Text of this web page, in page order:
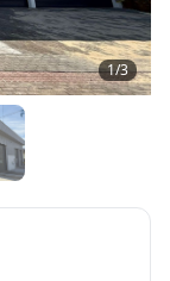
1/3